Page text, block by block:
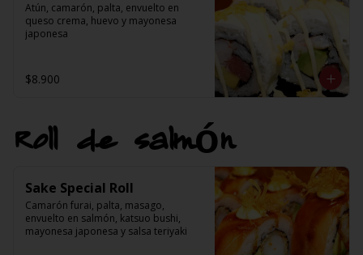
Atún, camarón, palta, envuelto en
queso crema, huevo y mayonesa
japonesa
$8.900
Roll de salmón
Sake Special Roll
Camarón furai, palta, masago,
envuelto en salmón, katsuo bushi,
mayonesa japonesa y salsa teriyaki